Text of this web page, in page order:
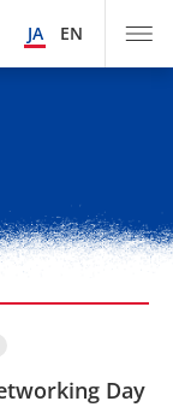
JA EN
Day